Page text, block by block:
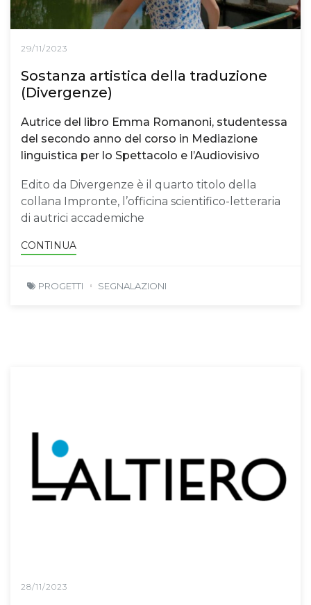
29/11/2023
Sostanza artistica della traduzione
(Divergenze)
Autrice del libro Emma Romanoni, studentessa
del secondo anno del corso in Mediazione
linguistica per lo Spettacolo e l’Audiovisivo
Edito da Divergenze è il quarto titolo della
collana Impronte, l’officina scientifico-letteraria
di autrici accademiche
CONTINUA
PROGETTI SEGNALAZIONI
28/11/2023